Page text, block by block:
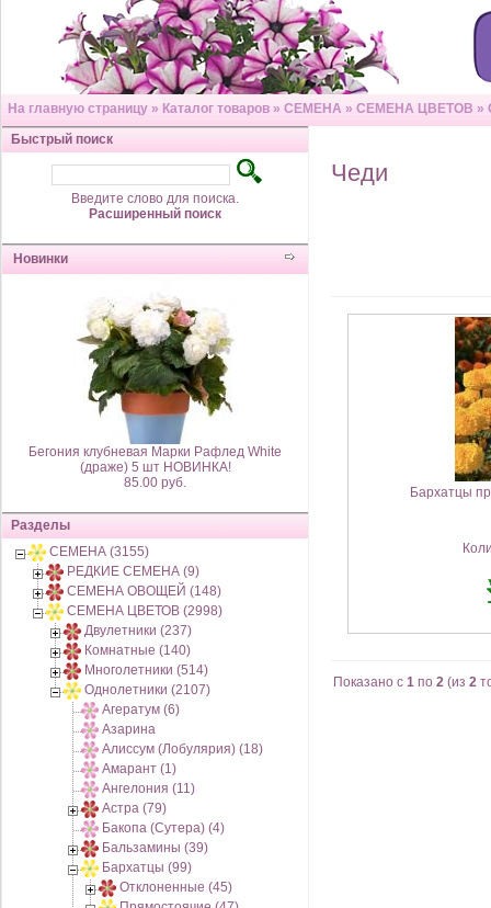
На главную страницу » Каталог товаров » СЕМЕНА » СЕМЕНА ЦВЕТОВ »
Быстрый поиск
Введите слово для поиска.
Расширенный поиск
Новинки
Бегония клубневая Марки Рафлед White
(драже) 5 шт НОВИНКА!
85.00 руб.
Разделы
СЕМЕНА (3155)
РЕДКИЕ СЕМЕНА (9)
СЕМЕНА ОВОЩЕЙ (148)
СЕМЕНА ЦВЕТОВ (2998)
Двулетники (237)
Комнатные (140)
Многолетники (514)
Однолетники (2107)
Агератум (6)
Азарина
Алиссум (Лобулярия) (18)
Амарант (1)
Ангелония (11)
Астра (79)
Бакопа (Сутера) (4)
Бальзамины (39)
Бархатцы (99)
Отклоненные (45)
Чеди
Бархатцы
Показано с 1 по 2 (из 2